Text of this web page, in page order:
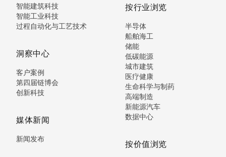
智能建筑科技
智能工业科技
过程自动化与工艺技术
洞察中心
客户案例
第四届链博会
创新科技
媒体新闻
新闻发布
按行业浏览
半导体
船舶海工
储能
低碳能源
城市建筑
医疗健康
生命科学与制药
高端制造
新能源汽车
数据中心
按价值浏览